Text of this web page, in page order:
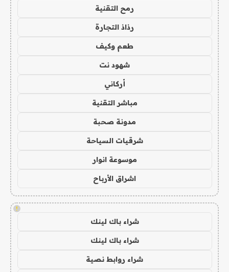
رمح التقنية
رذاذ التجارة
طعم وكيف
شهود نت
أركاني
مباشر التقنية
مدونة صحبة
شرقيات السياحة
موسوعة انوار
اشراق الأرباح
!
شراء باك لينك
شراء باك لينك
شراء روابط نصية